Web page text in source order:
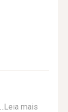
Leia mais